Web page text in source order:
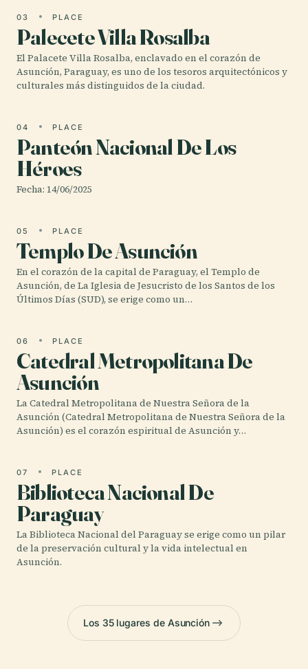
03 PLACE
Palecete Villa Rosalba
El Palacete Villa Rosalba, enclavado en el corazón de
Asunción, Paraguay, es uno de los tesoros arquitectónicos y
culturales más distinguidos de la ciudad.
04 PLACE
Panteón Nacional De Los
Héroes
Fecha: 14/06/2025
05 PLACE
Templo De Asunción
En el corazón de la capital de Paraguay, el Templo de
Asunción, de La Iglesia de Jesucristo de los Santos de los
Últimos Días (SUD), se erige como un…
06 PLACE
Catedral Metropolitana De
Asunción
La Catedral Metropolitana de Nuestra Señora de la
Asunción (Catedral Metropolitana de Nuestra Señora de la
Asunción) es el corazón espiritual de Asunción y…
07 PLACE
Biblioteca Nacional De
Paraguay
La Biblioteca Nacional del Paraguay se erige como un pilar
de la preservación cultural y la vida intelectual en
Asunción.
Los 35 lugares de Asunción